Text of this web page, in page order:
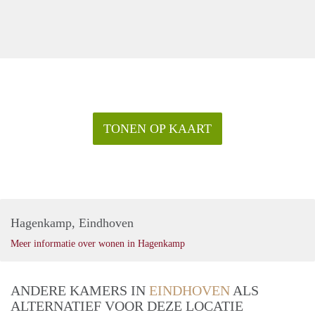
TONEN OP KAART
Hagenkamp, Eindhoven
Meer informatie over wonen in Hagenkamp
ANDERE KAMERS IN EINDHOVEN ALS
ALTERNATIEF VOOR DEZE LOCATIE